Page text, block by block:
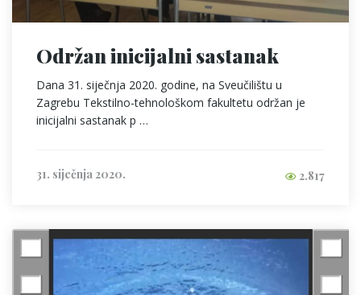
Održan inicijalni sastanak
Dana 31. siječnja 2020. godine, na Sveučilištu u
Zagrebu Tekstilno-tehnološkom fakultetu održan je
inicijalni sastanak p …
31. siječnja 2020. 2.817